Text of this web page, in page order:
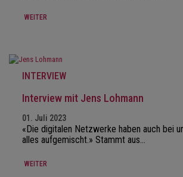
WEITER
INTERVIEW
Interview mit Jens Lohmann
01. Juli 2023
«Die digitalen Netzwerke haben auch bei
alles aufgemischt.» Stammt aus…
WEITER